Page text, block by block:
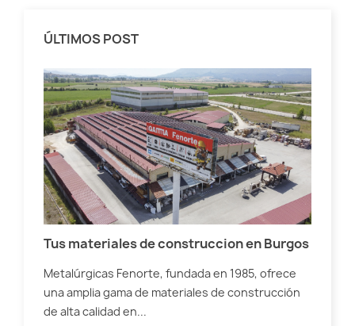
ÚLTIMOS POST
Tus materiales de construccion en Burgos
Metalúrgicas Fenorte, fundada en 1985, ofrece
una amplia gama de materiales de construcción
de alta calidad en...